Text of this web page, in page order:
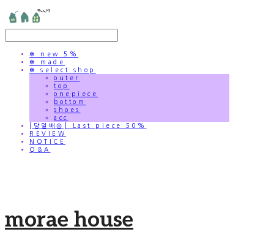
✻ new 5%
✻ made
✻ select shop
outer
top
onepiece
bottom
shoes
acc
[당일배송] Last piece 50%
REVIEW
NOTICE
Q&A
morae house